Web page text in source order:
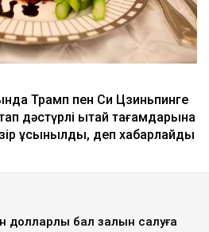
Трамп пен Си Цзиньпинге
дәстүрлі қытай тағамдарына
ұсынылды, деп хабарлайды
долларлық бал залын салуға